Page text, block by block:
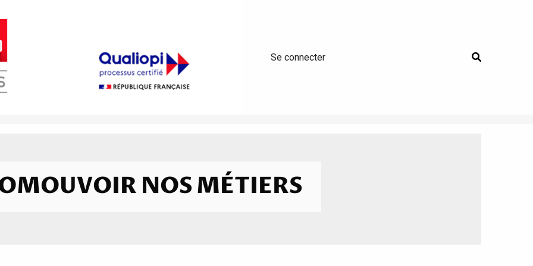
User
Se connecter
NOS MÉTIERS